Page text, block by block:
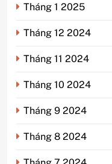
Tháng 1 2025
Tháng 12 2024
Tháng 11 2024
Tháng 10 2024
Tháng 9 2024
Tháng 8 2024